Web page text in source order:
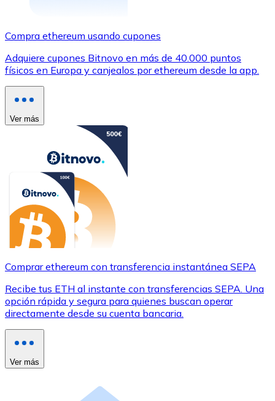
Compra ethereum usando cupones
Adquiere cupones Bitnovo en más de 40.000 puntos
físicos en Europa y canjealos por ethereum desde la app.
Ver más
Comprar ethereum con transferencia instantánea SEPA
Recibe tus ETH al instante con transferencias SEPA. Una
opción rápida y segura para quienes buscan operar
directamente desde su cuenta bancaria.
Ver más